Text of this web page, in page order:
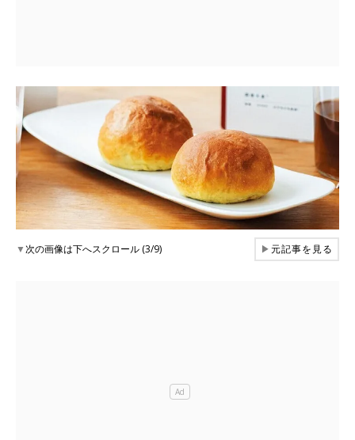
▼次の画像は下へスクロール (3/9) ▶元記事を見る